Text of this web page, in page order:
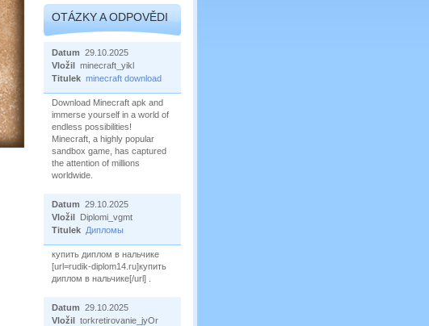
OTÁZKY A ODPOVĚDI
Datum 29.10.2025
Vložil minecraft_yikl
Titulek minecraft download
Download Minecraft apk and
immerse yourself in a world of
endless possibilities!
Minecraft, a highly popular
sandbox game, has captured
the attention of millions
worldwide.
Datum 29.10.2025
Vložil Diplomi_vgmt
Titulek Дипломы
купить диплом в нальчике
[url=rudik-diplom14.ru]купить
диплом в нальчике[/url] .
Datum 29.10.2025
Vložil torkretirovanie_jyOr